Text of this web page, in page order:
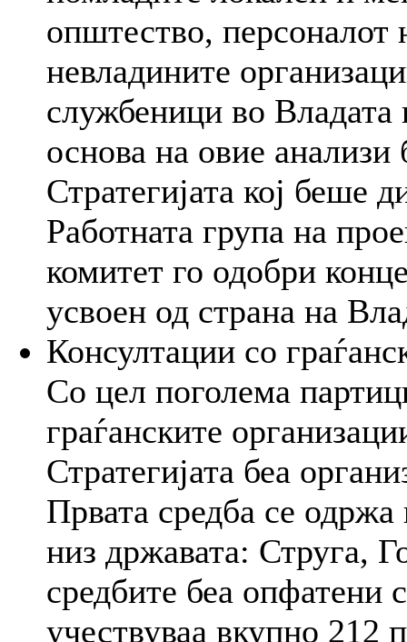
општество, персоналот
невладините
службеници во
основа на овие
Стратегијата кој беше
Работната група на
комитет го одобри
усвоен од страна на
Консултации со
Со цел поголема
граѓанските
Стратегијата беа
Првата средба се
низ државата: Струга,
средбите беа опфатени
учествуваа вкупно 212